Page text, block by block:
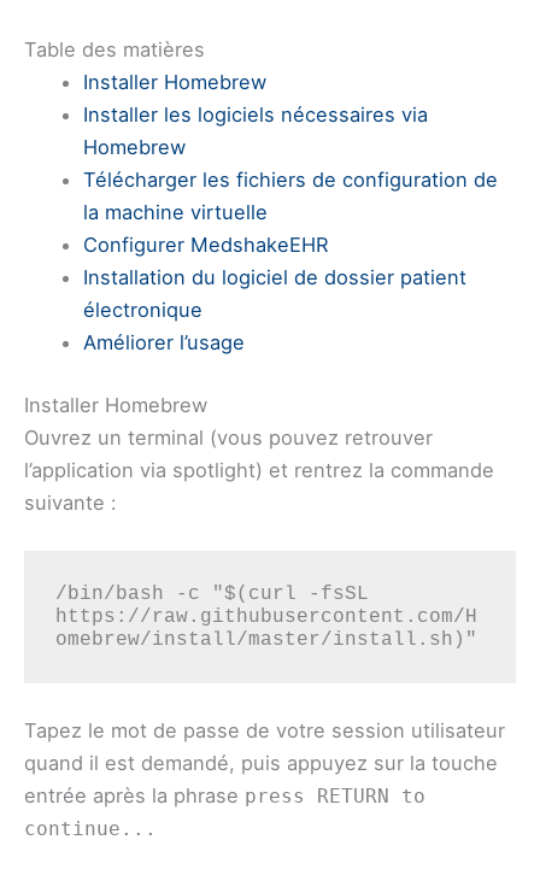
Table des matières
Installer Homebrew
Installer les logiciels nécessaires via
Homebrew
Télécharger les fichiers de configuration de
la machine virtuelle
Configurer MedshakeEHR
Installation du logiciel de dossier patient
électronique
Améliorer l’usage
Installer Homebrew
Ouvrez un terminal (vous pouvez retrouver
l’application via spotlight) et rentrez la commande
suivante :
/bin/bash -c "$(curl -fsSL
https://raw.githubusercontent.com/H
omebrew/install/master/install.sh)"
Tapez le mot de passe de votre session utilisateur
quand il est demandé, puis appuyez sur la touche
entrée après la phrase press RETURN to
continue...